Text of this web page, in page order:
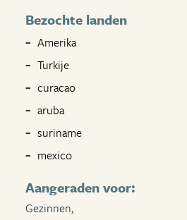
Bezochte landen
Amerika
Turkije
curacao
aruba
suriname
mexico
Aangeraden voor:
Gezinnen,